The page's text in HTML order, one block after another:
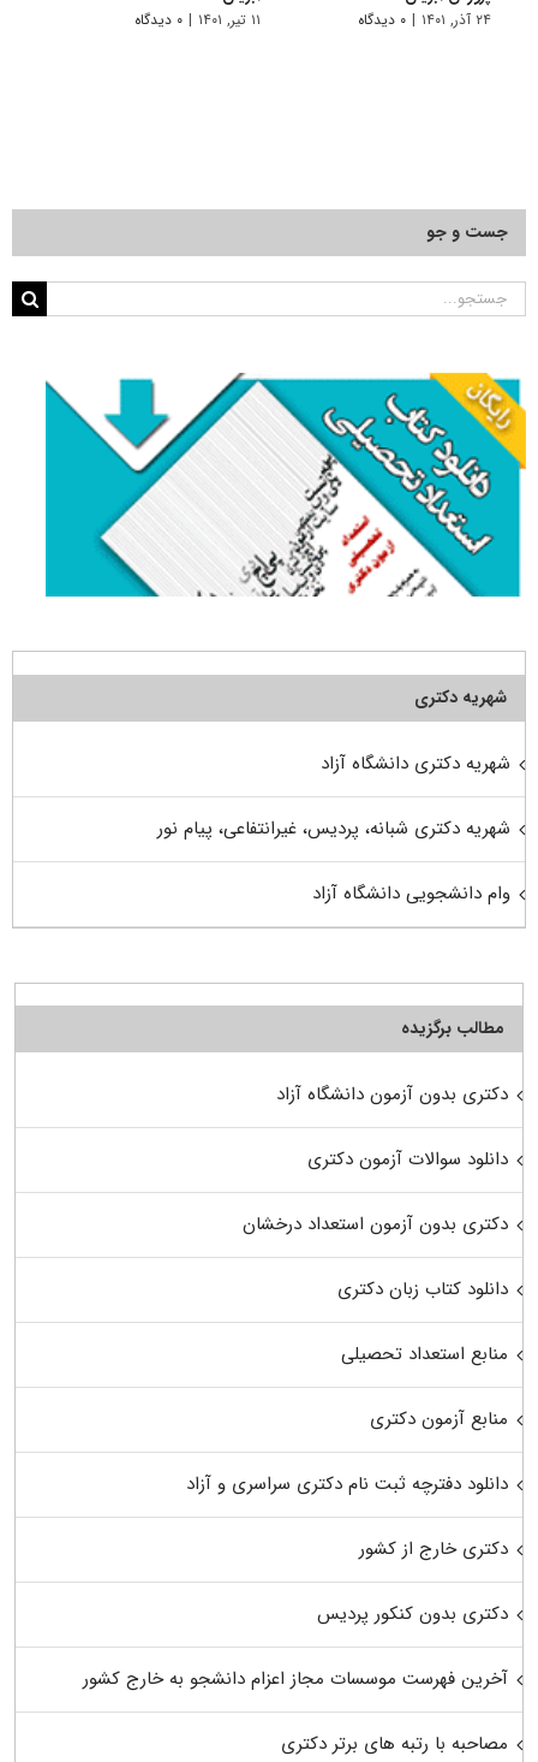
۲۴ آذر, ۱۴۰۱ | ۰ دیدگاه ۱۱ تیر, ۱۴۰۱ | ۰ دیدگاه
جست و جو
جستجو
شهریه دکتری
شهریه دکتری دانشگاه آزاد
شهریه دکتری شبانه، پردیس، غیرانتفاعی، پیام نور
وام دانشجویی دانشگاه آزاد
مطالب برگزیده
دکتری بدون آزمون دانشگاه آزاد
دانلود سوالات آزمون دکتری
دکتری بدون آزمون استعداد درخشان
دانلود کتاب زبان دکتری
منابع استعداد تحصیلی
منابع آزمون دکتری
دانلود دفترچه ثبت نام دکتری سراسری و آزاد
دکتری خارج از کشور
دکتری بدون کنکور پردیس
آخرین فهرست موسسات مجاز اعزام دانشجو به خارج کشور
مصاحبه با رتبه های برتر دکتری